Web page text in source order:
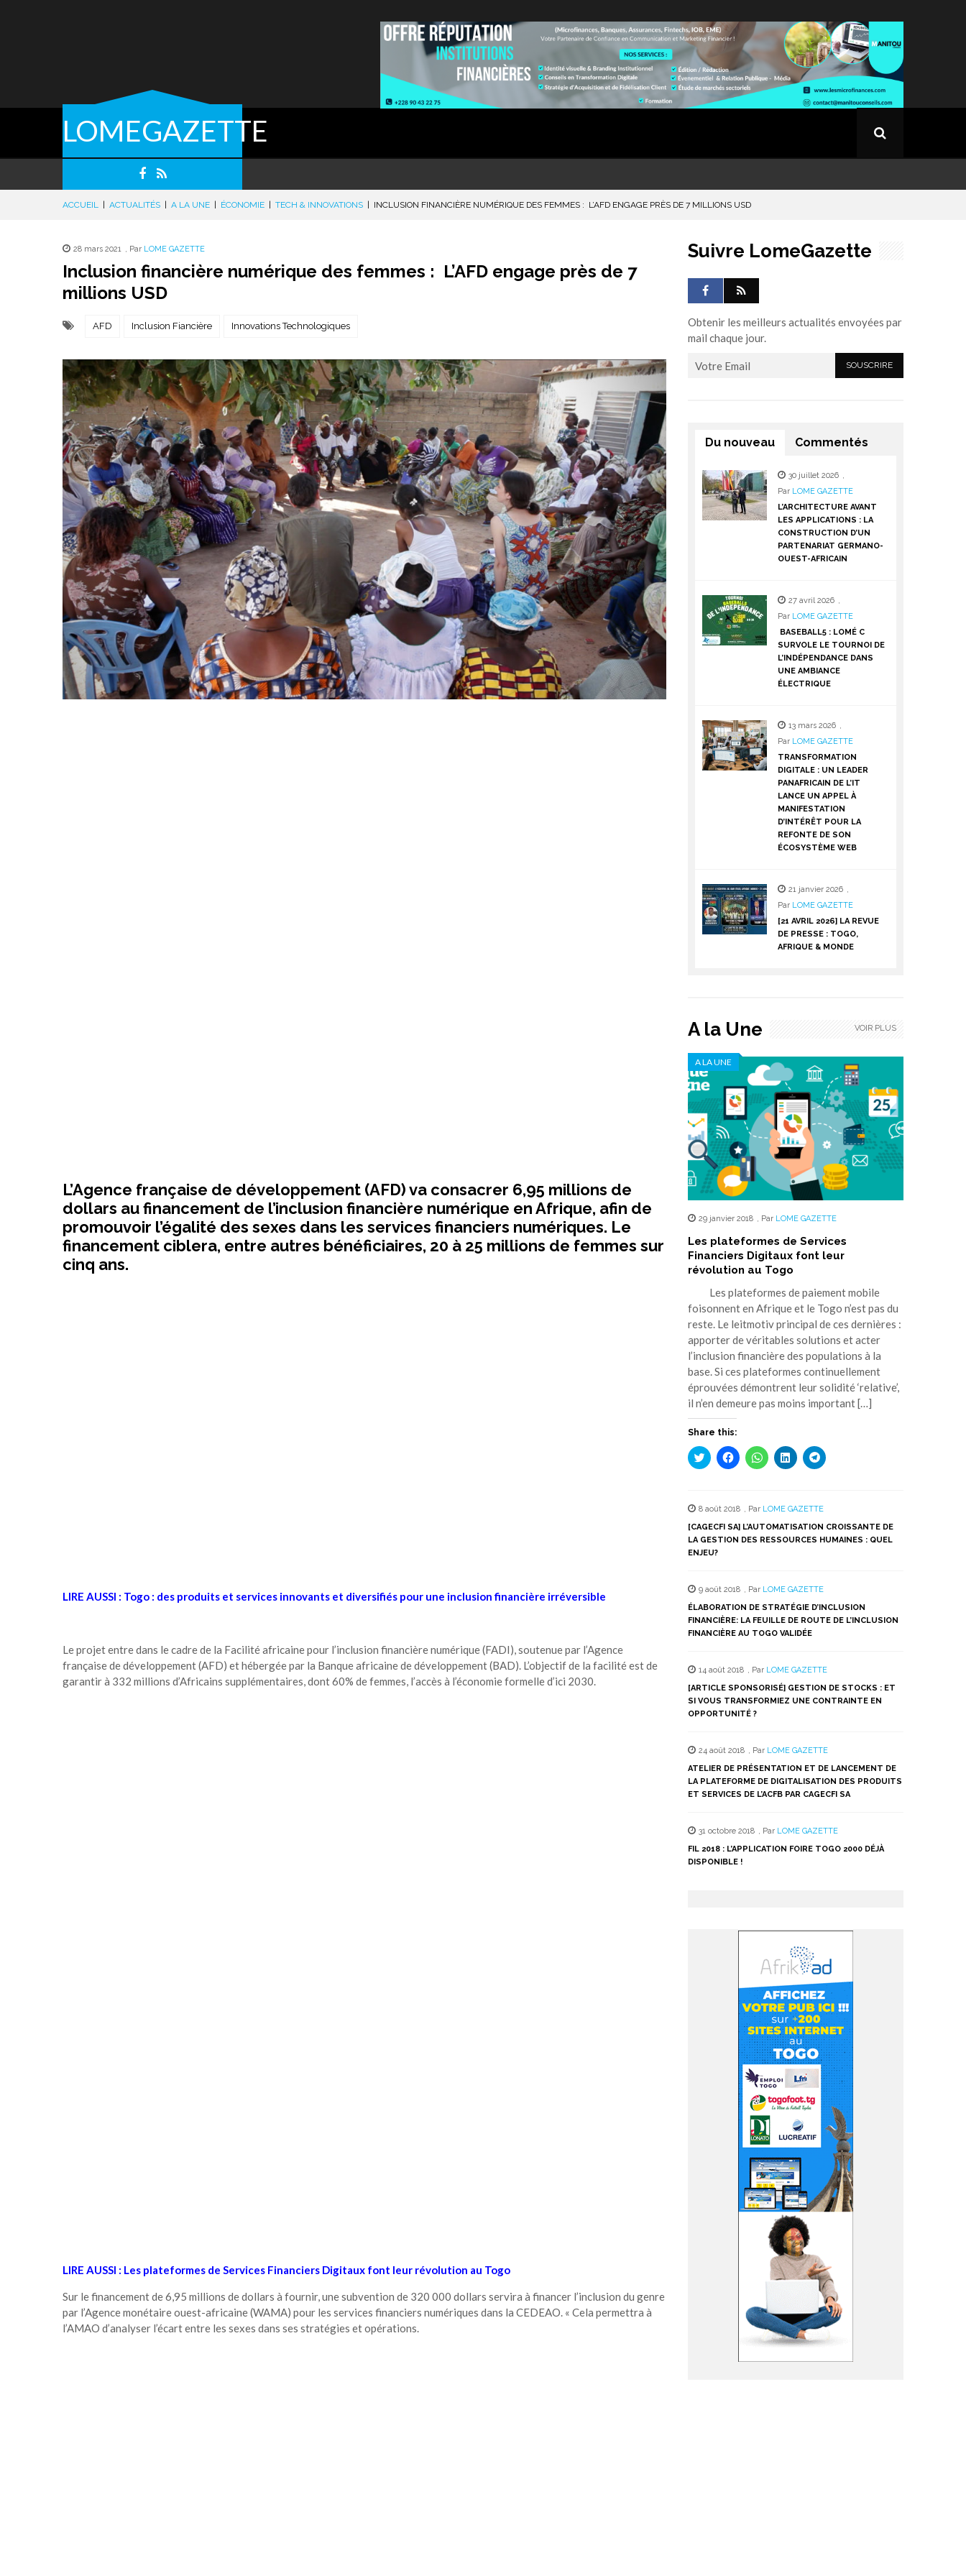
LOMEGAZETTE
ACCUEIL ACTUALITÉS A LA UNE ÉCONOMIE TECH & INNOVATIONS INCLUSION FINANCIÈRE NUMÉRIQUE DES FEMMES : L’AFD ENGAGE PRÈS DE 7 MILLIONS USD
28 mars 2021 , Par LOME GAZETTE
Inclusion financière numérique des femmes : L’AFD engage près de 7
millions USD
AFD Inclusion Fiancière Innovations Technologiques
L’Agence française de développement (AFD) va consacrer 6,95 millions de
dollars au financement de l’inclusion financière numérique en Afrique, afin de
promouvoir l’égalité des sexes dans les services financiers numériques. Le
financement ciblera, entre autres bénéficiaires, 20 à 25 millions de femmes sur
cinq ans.
LIRE AUSSI : Togo : des produits et services innovants et diversifiés pour une inclusion financière irréversible
Le projet entre dans le cadre de la Facilité africaine pour l’inclusion financière numérique (FADI), soutenue par l’Agence
française de développement (AFD) et hébergée par la Banque africaine de développement (BAD). L’objectif de la facilité est de
garantir à 332 millions d’Africains supplémentaires, dont 60% de femmes, l’accès à l’économie formelle d’ici 2030.
LIRE AUSSI : Les plateformes de Services Financiers Digitaux font leur révolution au Togo
Sur le financement de 6,95 millions de dollars à fournir, une subvention de 320 000 dollars servira à financer l’inclusion du genre
par l’Agence monétaire ouest-africaine (WAMA) pour les services financiers numériques dans la CEDEAO. « Cela permettra à
l’AMAO d’analyser l’écart entre les sexes dans ses stratégies et opérations.
Suivre LomeGazette
Obtenir les meilleurs actualités envoyées par
mail chaque jour.
Du nouveau Commentés
30 juillet 2026 ,
Par LOME GAZETTE
L’ARCHITECTURE AVANT
LES APPLICATIONS : LA
CONSTRUCTION D’UN
PARTENARIAT GERMANO-
OUEST-AFRICAIN
27 avril 2026 ,
Par LOME GAZETTE
BASEBALL5 : LOMÉ C
SURVOLE LE TOURNOI DE
L’INDÉPENDANCE DANS
UNE AMBIANCE
ÉLECTRIQUE
13 mars 2026 ,
Par LOME GAZETTE
TRANSFORMATION
DIGITALE : UN LEADER
PANAFRICAIN DE L’IT
LANCE UN APPEL À
MANIFESTATION
D’INTÉRÊT POUR LA
REFONTE DE SON
ÉCOSYSTÈME WEB
21 janvier 2026 ,
Par LOME GAZETTE
[21 AVRIL 2026] LA REVUE
DE PRESSE : TOGO,
AFRIQUE & MONDE
A la Une
A LA UNE
29 janvier 2018 , Par LOME GAZETTE
Les plateformes de Services
Financiers Digitaux font leur
révolution au Togo
Les plateformes de paiement mobile
foisonnent en Afrique et le Togo n’est pas du
reste. Le leitmotiv principal de ces dernières :
apporter de véritables solutions et acter
l’inclusion financière des populations à la
base. Si ces plateformes continuellement
éprouvées démontrent leur solidité ‘relative’,
il n’en demeure pas moins important […]
Share this:
Cliquez
pour
une
nouvelle
fenêtre)
Cliquez
pour
une
nouvelle
fenêtre)
Cliquez
pour
une
nouvelle
fenêtre)
Cliquez
pour
une
nouvelle
fenêtre)
Cliquez
pour
une
nouvelle
fenêtre)
8 août 2018 , Par LOME GAZETTE
[CAGECFI SA] L’AUTOMATISATION CROISSANTE DE
LA GESTION DES RESSOURCES HUMAINES : QUEL
ENJEU?
9 août 2018 , Par LOME GAZETTE
ÉLABORATION DE STRATÉGIE D’INCLUSION
FINANCIÈRE: LA FEUILLE DE ROUTE DE L’INCLUSION
FINANCIÈRE AU TOGO VALIDÉE
14 août 2018 , Par LOME GAZETTE
[ARTICLE SPONSORISÉ] GESTION DE STOCKS : ET
SI VOUS TRANSFORMIEZ UNE CONTRAINTE EN
OPPORTUNITÉ ?
24 août 2018 , Par LOME GAZETTE
ATELIER DE PRÉSENTATION ET DE LANCEMENT DE
LA PLATEFORME DE DIGITALISATION DES PRODUITS
ET SERVICES DE L’ACFB PAR CAGECFI SA
31 octobre 2018 , Par LOME GAZETTE
FIL 2018 : L’APPLICATION FOIRE TOGO 2000 DÉJÀ
DISPONIBLE !
VOIR PLUS